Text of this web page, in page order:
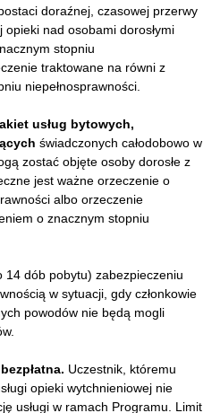
doraźnej, czasowej przerwy
nad osobami dorosłymi
stopniu
traktowane na równi z
niepełnosprawności.
usług bytowych,
świadczonych całodobowo w
zostać objęte osoby dorosłe z
jest ważne orzeczenie o
albo orzeczenie
o znacznym stopniu
14 dób pobytu) zabezpieczeniu
w sytuacji, gdy członkowie
powodów nie będą mogli
Uczestnik, któremu
opieki wytchnieniowej nie
usługi w ramach Programu. Limit